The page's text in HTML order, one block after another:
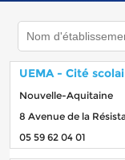
UEMA - Cité
Nouvelle-Aquitaine
8 Avenue de la
05 59 62 04 01